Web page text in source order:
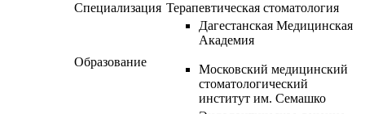
Специализация Терапевтическая стоматология
Образование
Дагестанская Медицинская
Академия
Московский медицинский
стоматологический
институт им. Семашко